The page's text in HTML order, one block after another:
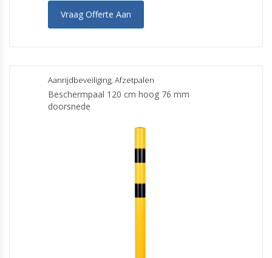
Vraag Offerte Aan
Aanrijdbeveiliging, Afzetpalen
Beschermpaal 120 cm hoog 76 mm
doorsnede